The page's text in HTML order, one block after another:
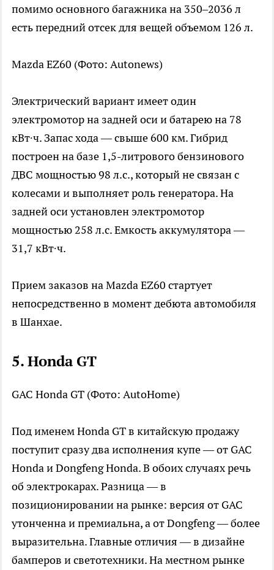
помимо основного багажника на 350–2036 л
есть передний отсек для вещей объемом 126 л.
Mazda EZ60 (Фото: Autonews)
Электрический вариант имеет один
электромотор на задней оси и батарею на 78
кВт∙ч. Запас хода — свыше 600 км. Гибрид
построен на базе 1,5-литрового бензинового
ДВС мощностью 98 л.с., который не связан с
колесами и выполняет роль генератора. На
задней оси установлен электромотор
мощностью 258 л.с. Емкость аккумулятора —
31,7 кВт∙ч.
Прием заказов на Mazda EZ60 стартует
непосредственно в момент дебюта автомобиля
в Шанхае.
5. Honda GT
GAC Honda GT (Фото: AutoHome)
Под именем Honda GT в китайскую продажу
поступит сразу два исполнения купе — от GAC
Honda и Dongfeng Honda. В обоих случаях речь
об электрокарах. Разница — в
позиционировании на рынке: версия от GAC
утонченна и премиальна, а от Dongfeng — более
выразительна. Главные отличия — в дизайне
бамперов и светотехники. На местном рынке